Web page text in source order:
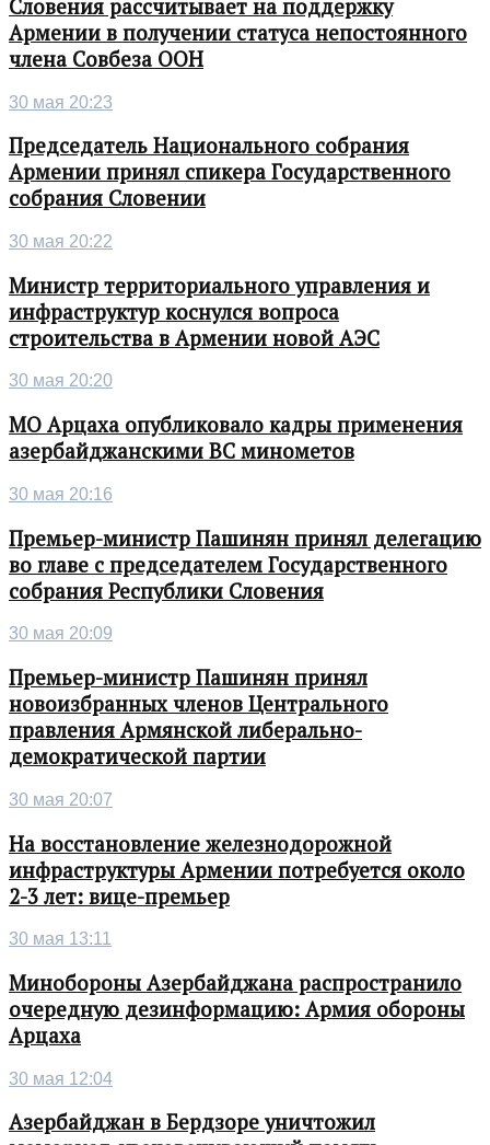
Словения рассчитывает на поддержку
Армении в получении статуса непостоянного
члена Совбеза ООН
30 мая 20:23
Председатель Национального собрания
Армении принял спикера Государственного
собрания Словении
30 мая 20:22
Министр территориального управления и
инфраструктур коснулся вопроса
строительства в Армении новой АЭС
30 мая 20:20
МО Арцаха опубликовало кадры применения
азербайджанскими ВС минометов
30 мая 20:16
Премьер-министр Пашинян принял делегацию
во главе с председателем Государственного
собрания Республики Словения
30 мая 20:09
Премьер-министр Пашинян принял
новоизбранных членов Центрального
правления Армянской либерально-
демократической партии
30 мая 20:07
На восстановление железнодорожной
инфраструктуры Армении потребуется около
2-3 лет: вице-премьер
30 мая 13:11
Минобороны Азербайджана распространило
очередную дезинформацию: Армия обороны
Арцаха
30 мая 12:04
Азербайджан в Бердзоре уничтожил